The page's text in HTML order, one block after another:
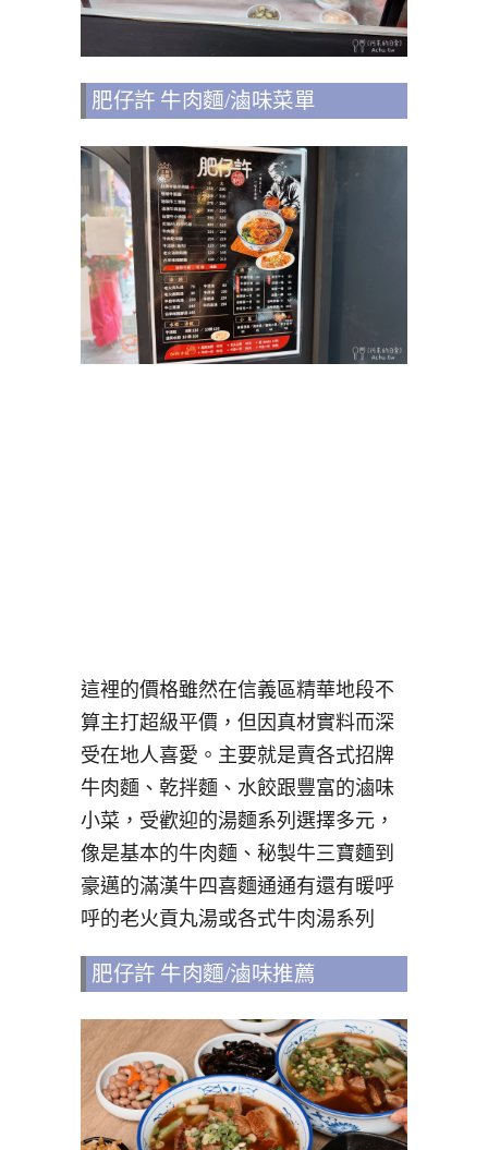
肥仔許 牛肉麵/滷味菜單
這裡的價格雖然在信義區精華地段不
算主打超級平價，但因真材實料而深
受在地人喜愛。主要就是賣各式招牌
牛肉麵、乾拌麵、水餃跟豐富的滷味
小菜，受歡迎的湯麵系列選擇多元，
像是基本的牛肉麵、秘製牛三寶麵到
豪邁的滿漢牛四喜麵通通有還有暖呼
呼的老火貢丸湯或各式牛肉湯系列
肥仔許 牛肉麵/滷味推薦